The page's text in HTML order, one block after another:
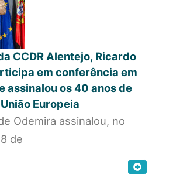
CCDR Alentejo, Ricardo
em conferência em
assinalou os 40 anos de
Europeia
Odemira assinalou, no
de